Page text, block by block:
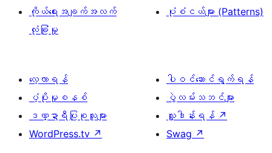
ကိုယ်ရေးအချက်အလက်
လုံခြုံမှု
ပုံစံငယ်များ (Patterns)
လေ့လာရန်
ပံ့ပိုးမှုစနစ်
ဒဏ္ဍာရီပြုစုသူများ
WordPress.tv ↗
ပါဝင်ဆောင်ရွက်ရန်
ပွဲလမ်းသဘင်များ
လှူဒါန်းရန် ↗
Swag ↗